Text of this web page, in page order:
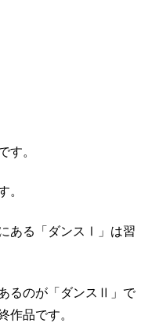
す。
。
ある「ダンスⅠ」は習
るのが「ダンスⅡ」で
作品です。